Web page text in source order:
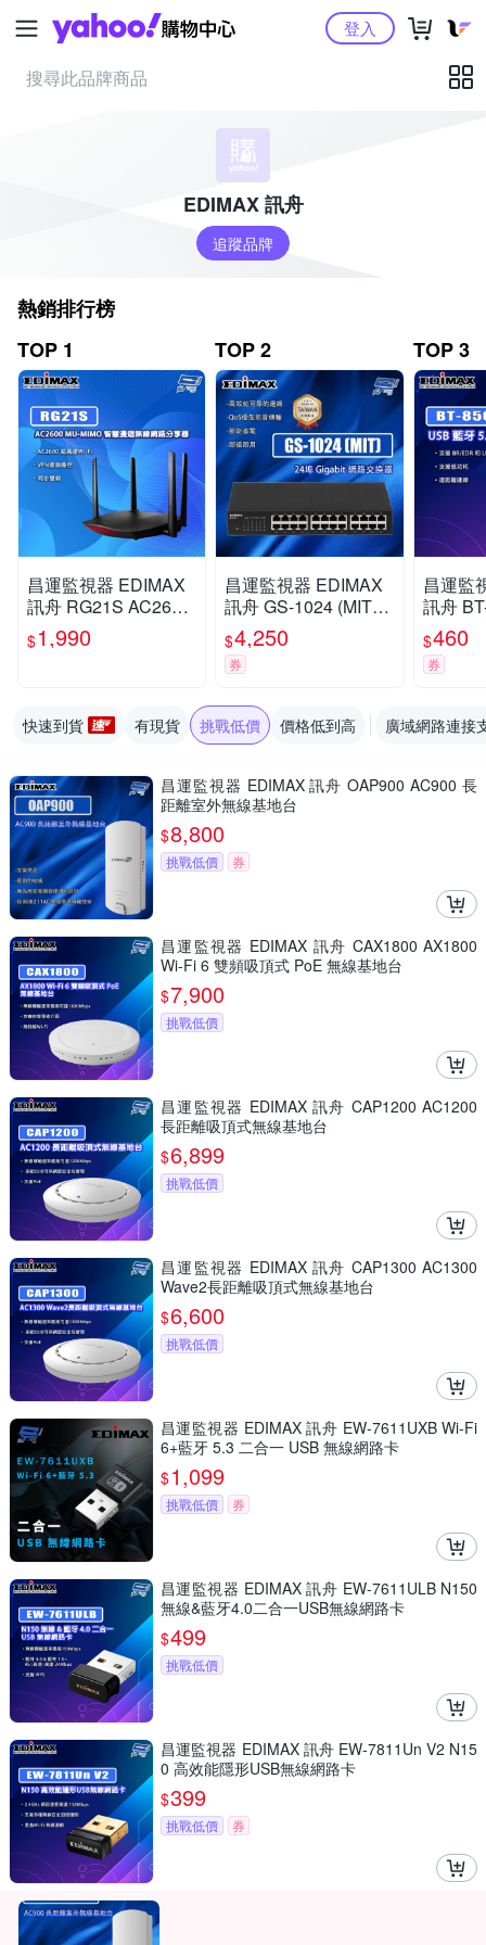
Yahoo購物中心登入
EDIMAX 訊舟
追蹤品牌
熱銷排行榜
TOP 1
昌運監視器 EDIMAX
訊舟 RG21S AC2600
MU-MIMO 智慧漫遊無
線網路分享器
$1,990
TOP 2
昌運監視器 EDIMAX
訊舟 GS-1024 (MIT) 2
4埠 Gigabit 網路交換
器
$4,250
券
TOP 3
昌運監
訊舟
牙5.0
線
$460
券
快速到貨 有現貨 挑戰低價 價格低到高 廣域網路連接
昌運監視器 EDIMAX 訊舟 OAP900 AC900 長
距離室外無線基地台
$8,800
挑戰低價 券
昌運監視器 EDIMAX 訊舟 CAX1800 AX1800
Wi-Fi 6 雙頻吸頂式 PoE 無線基地台
$7,900
挑戰低價
昌運監視器 EDIMAX 訊舟 CAP1200 AC1200
長距離吸頂式無線基地台
$6,899
挑戰低價
昌運監視器 EDIMAX 訊舟 CAP1300 AC1300
Wave2長距離吸頂式無線基地台
$6,600
挑戰低價
昌運監視器 EDIMAX 訊舟 EW-7611UXB Wi-Fi
6+藍牙 5.3 二合一 USB 無線網路卡
$1,099
挑戰低價 券
昌運監視器 EDIMAX 訊舟 EW-7611ULB N150
無線&藍牙4.0二合一USB無線網路卡
$499
挑戰低價
昌運監視器 EDIMAX 訊舟 EW-7811Un V2 N15
0 高效能隱形USB無線網路卡
$399
挑戰低價 券